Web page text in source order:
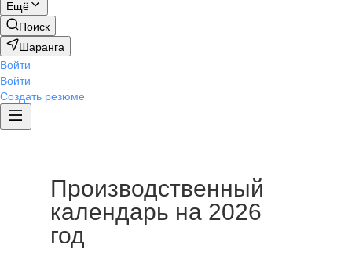
Ещё
Поиск
Шаранга
Войти
Войти
Создать резюме
Производственный
календарь на 2026
год